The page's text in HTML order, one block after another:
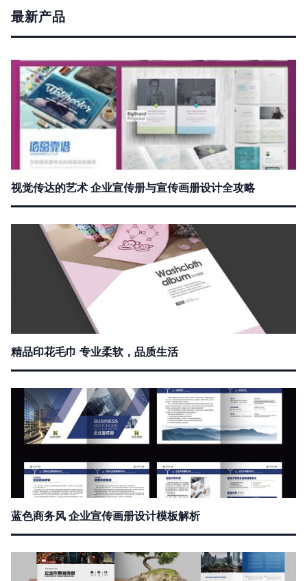
最新产品
视觉传达的艺术 企业宣传册与宣传画册设计全攻略
精品印花毛巾 专业柔软，品质生活
蓝色商务风 企业宣传画册设计模板解析